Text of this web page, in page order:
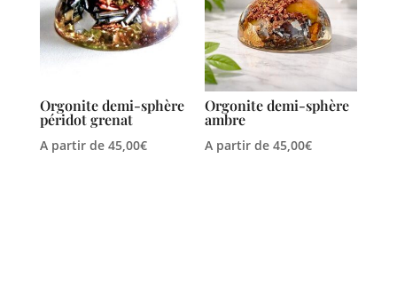
Orgonite demi-sphère
péridot grenat
A partir de 45,00€
Orgonite demi-sphère
ambre
A partir de45,00€